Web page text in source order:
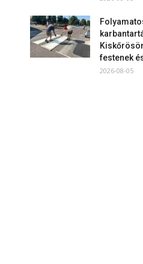
festenek
2026-08-05